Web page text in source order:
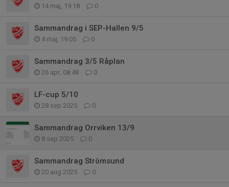
14 maj, 19:18 0
Sammandrag i SEP-Hallen 9/5
4 maj, 19:05 0
Sammandrag 3/5 Råplan
26 apr, 08:48 0
LF-cup 5/10
28 sep 2025 0
Sammandrag Orrviken 13/9
8 sep 2025 0
Sammandrag Strömsund
20 aug 2025 0